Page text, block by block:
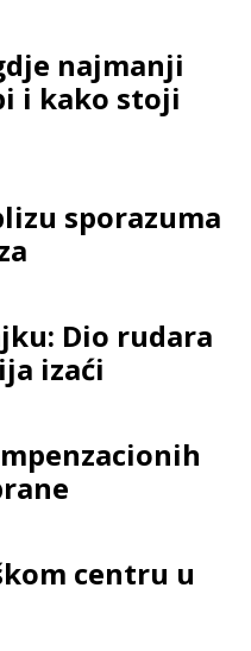
najmanji
i kako stoji
sporazuma
Dio rudara
izaći
centru u